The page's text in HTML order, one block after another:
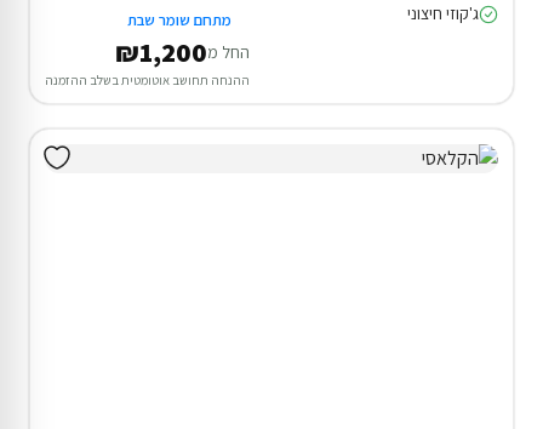
ג'קוזי חיצוני
מתחם שומר שבת
החל מ₪1,200
ההנחה תחושב אוטומטית בשלב ההזמנה